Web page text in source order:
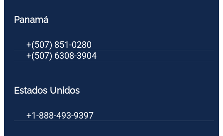
Panamá
+(507) 851-0280
+(507) 6308-3904
Estados Unidos
+1-888-493-9397